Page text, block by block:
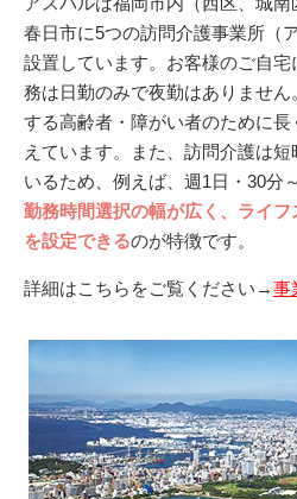
春日市に5つの訪問介護事業所（
設置しています。お客様のご自
務は日勤のみで夜勤はありません
する高齢者・障がい者のために
えています。また、訪問介護は
いるため、例えば、週1日・30分
勤務時間選択の幅が広く、ライ
を設定できるのが特徴です。
詳細はこちらをご覧ください→事